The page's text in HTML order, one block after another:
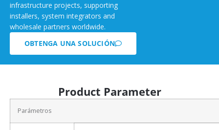
infrastructure projects, supporting
installers, system integrators and
wholesale partners worldwide.
OBTENGA UNA SOLUCIÓN
Product Parameter
Parámetros